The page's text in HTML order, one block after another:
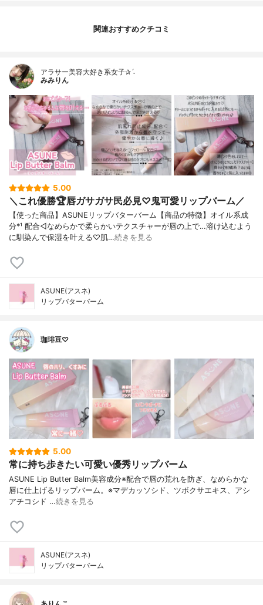
関連おすすめクチコミ
アラサー美容大好き系女子✰ˊ˗
みみりん
5.00
＼これ優勝🏆唇ガサガサ民必見♡鬼可愛リップバーム／
【使った商品】ASUNEリップバターバーム【商品の特徴】オイル系成
分*¹ 配合◁なめらかで柔らかいテクスチャーが唇の上で…溶け込むよう
に馴染んで保湿を叶える♡肌…続きを見る
ASUNE(アスネ)
リップバターバーム
珈琲豆♡
5.00
常に持ち歩きたい可愛い優秀リップバーム
ASUNE Lip Butter Balm美容成分※配合で唇の荒れを防ぎ、なめらかな
唇に仕上げるリップバーム。※マデカッソシド、ツボクサエキス、アシ
アチコシド …続きを見る
ASUNE(アスネ)
リップバターバーム